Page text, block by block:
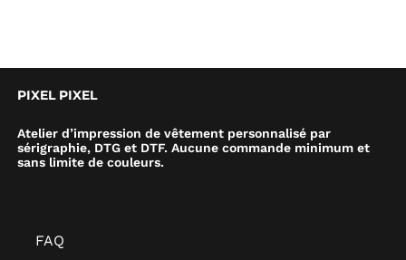
PIXEL PIXEL
Atelier d’impression de vêtement personnalisé par
sérigraphie, DTG et DTF. Aucune commande minimum et
sans limite de couleurs.
FAQ